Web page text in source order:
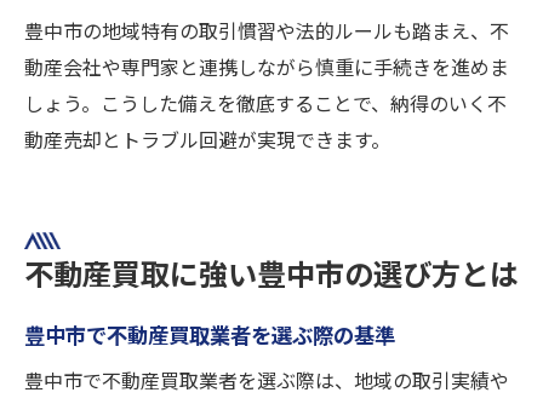
豊中市の地域特有の取引慣習や法的ルールも踏まえ、不
動産会社や専門家と連携しながら慎重に手続きを進めま
しょう。こうした備えを徹底することで、納得のいく不
動産売却とトラブル回避が実現できます。
不動産買取に強い豊中市の選び方とは
豊中市で不動産買取業者を選ぶ際の基準
豊中市で不動産買取業者を選ぶ際は、地域の取引実績や